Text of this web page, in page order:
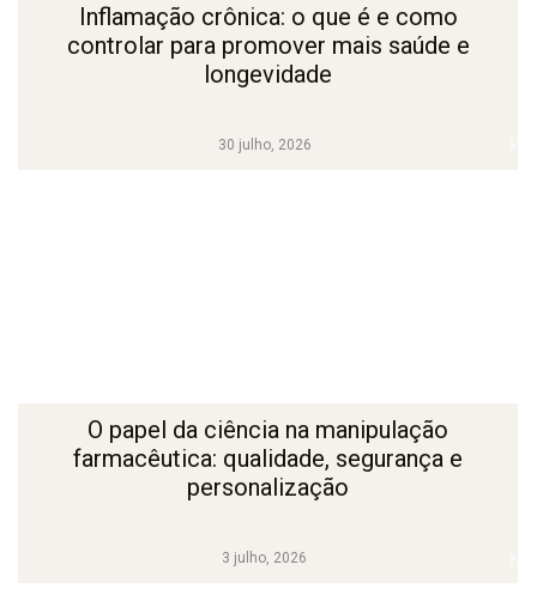
30 julho, 2026
Inflamação crônica: o que é e como
controlar para promover mais saúde e
longevidade
3 julho, 2026
O papel da ciência na manipulação
farmacêutica: qualidade, segurança e
personalização